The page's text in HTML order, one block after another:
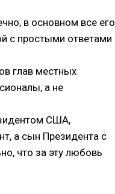
в основном все его
с простыми ответами
глав местных
а не
США,
а сын Президента с
что за эту любовь